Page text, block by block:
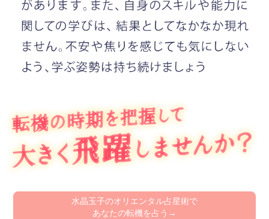
水晶玉子のオリエンタル占星術で
あなたの転機を占う→